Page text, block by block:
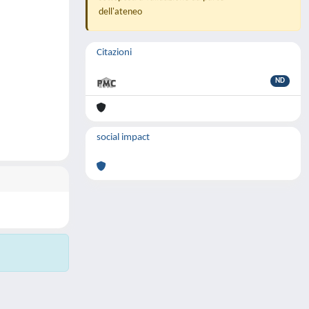
dell'ateneo
Citazioni
ND
social impact